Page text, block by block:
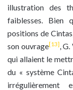
illustration des
faiblesses. Bien
positions de
son ouvrage[13],
qui allaient le
du « système